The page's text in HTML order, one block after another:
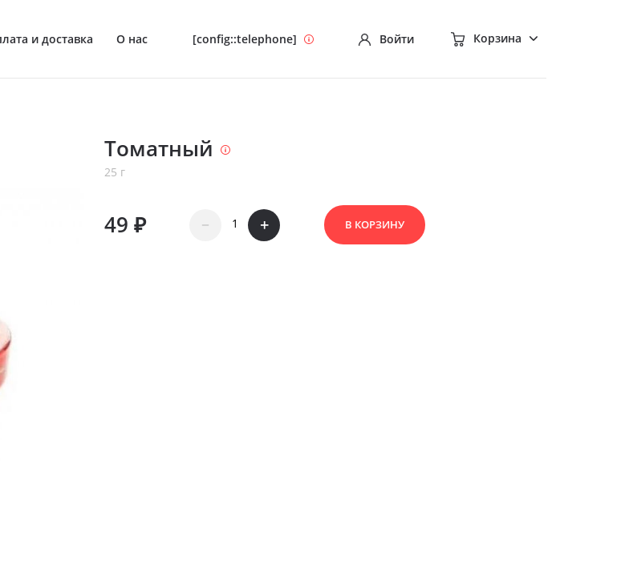
и доставка О нас [config::telephone] Войти Корзина
Томатный
25 г
49 ₽ – + В КОРЗИНУ